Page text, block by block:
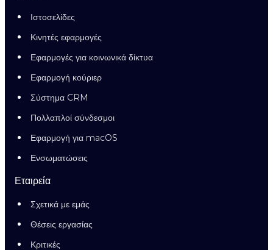
Ιστοσελίδες
Κινητές εφαρμογές
Εφαρμογές για κοινωνικά δίκτυα
Εφαρμογή κούριερ
Σύστημα CRM
Πολλαπλοί σύνδεσμοι
Εφαρμογή για macOS
Ενσωματώσεις
Εταιρεία
Σχετικά με εμάς
Θέσεις εργασίας
Κριτικές